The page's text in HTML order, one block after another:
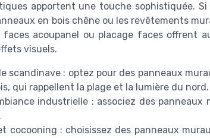
apportent une touche sophistiquée.
en bois chêne ou les revêtements
acoupanel ou placage faces offrent
visuels.
scandinave : optez pour des panneaux
qui rappellent la plage et la lumière du nord.
industrielle : associez des
cocooning : choisissez des panneaux